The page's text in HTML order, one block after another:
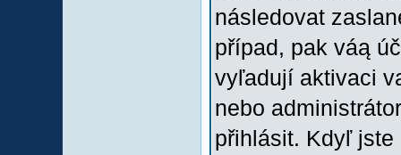
následovat
případ, pak váą
vyľadují aktivaci
nebo
přihlásit. Kdyľ